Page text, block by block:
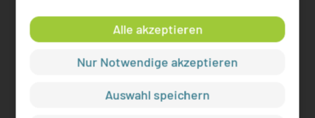
KONTAKT
0355 46 -0
info@mul-ct.de
Alle akzeptieren
Nur Notwendige akzeptieren
Auswahl speichern